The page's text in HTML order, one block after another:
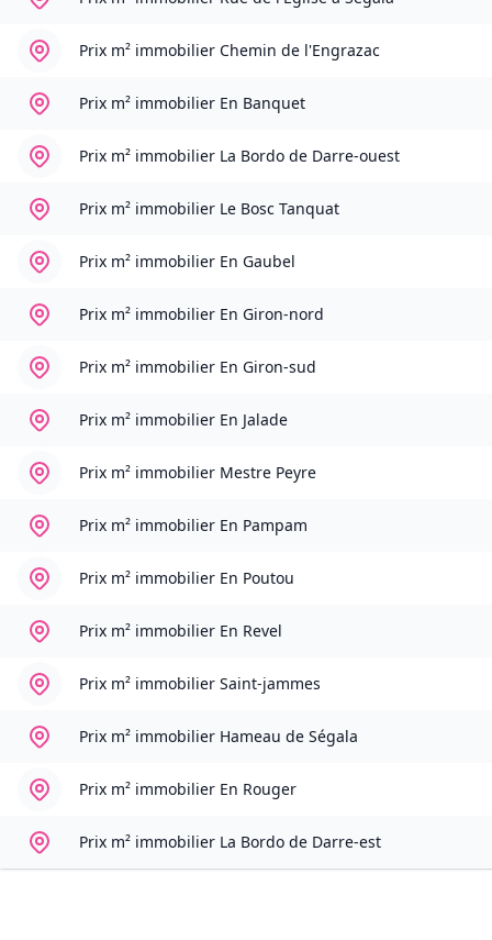
Prix m² immobilier Chemin de l'Engrazac
Prix m² immobilier En Banquet
Prix m² immobilier La Bordo de Darre-ouest
Prix m² immobilier Le Bosc Tanquat
Prix m² immobilier En Gaubel
Prix m² immobilier En Giron-nord
Prix m² immobilier En Giron-sud
Prix m² immobilier En Jalade
Prix m² immobilier Mestre Peyre
Prix m² immobilier En Pampam
Prix m² immobilier En Poutou
Prix m² immobilier En Revel
Prix m² immobilier Saint-jammes
Prix m² immobilier Hameau de Ségala
Prix m² immobilier En Rouger
Prix m² immobilier La Bordo de Darre-est